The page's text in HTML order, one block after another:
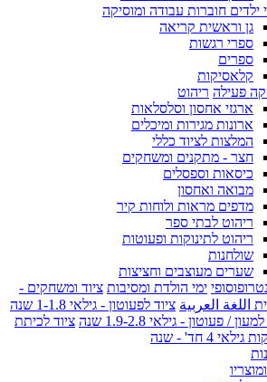
ילדים חוברות עבודה ומוסיקה
גן וראשית קריאה
ספרי רגשות
ספרים
קלאסיקות
פעילה ריהוט
ארגזי אחסון וסלסלאות
ארונות מגירות ומיכלים
המלצות לציוד כללי
חצר - מתקנים ומשחקים
כיסאות וספסלים
מבואה ואחסון
מדפים מראות ולוחות קיר
ריהוט לבתי ספר
ריהוט לתינוקות ופעוטות
שולחנות
שערים מעוצבים וחציצות
ימי הולדת ומסיבות ציוד ומשחקים -
اللغة العربية ציוד לפעוטון - גילאי 1-1.8 שנה
/ פעוטון - גילאי 1.9-2.8 שנה
ציוד לכיתת
גילאי 4 חד' - שנה